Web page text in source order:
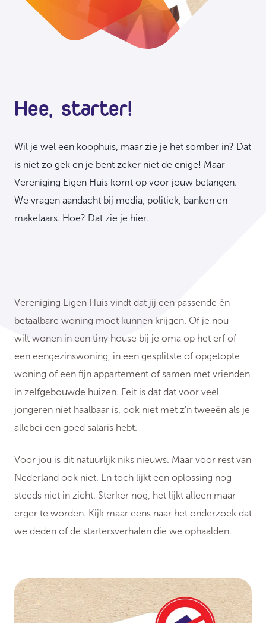
Hee, starter!
Wil je wel een koophuis, maar zie je het somber in? Dat
is niet zo gek en je bent zeker niet de enige! Maar
Vereniging Eigen Huis komt op voor jouw belangen.
We vragen aandacht bij media, politiek, banken en
makelaars. Hoe? Dat zie je hier.
Vereniging Eigen Huis vindt dat jij een passende én
betaalbare woning moet kunnen krijgen. Of je nou
wilt wonen in een tiny house bij je oma op het erf of
een eengezinswoning, in een gesplitste of opgetopte
woning of een fijn appartement of samen met vrienden
in zelfgebouwde huizen. Feit is dat dat voor veel
jongeren niet haalbaar is, ook niet met z'n tweeën als je
allebei een goed salaris hebt.
Voor jou is dit natuurlijk niks nieuws. Maar voor rest van
Nederland ook niet. En toch lijkt een oplossing nog
steeds niet in zicht. Sterker nog, het lijkt alleen maar
erger te worden. Kijk maar eens naar het onderzoek dat
we deden of de startersverhalen die we ophaalden.